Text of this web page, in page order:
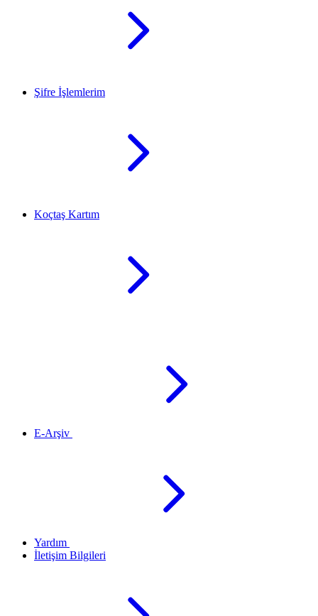
Şifre İşlemlerim
Koçtaş Kartım
E-Arşiv
Yardım
İletişim Bilgileri